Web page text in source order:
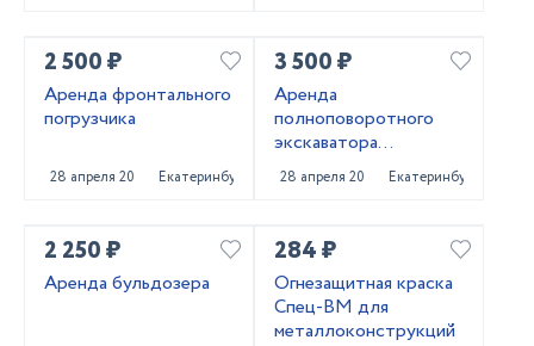
2 500 ₽
Аренда фронтального
погрузчика
28 апреля 2025 Екатеринбург
3 500 ₽
Аренда
полноповоротного
экскаватора
погрузчика
28 апреля 2025 Екатеринбург
2 250 ₽
Аренда бульдозера
284 ₽
Огнезащитная краска
Спец-ВМ для
металлоконструкций